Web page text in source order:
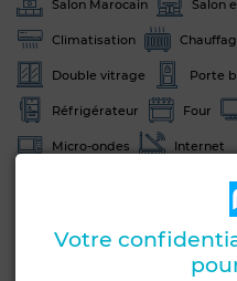
Salon Marocain Salon
Climatisation
Double vitrage Porte
Réfrigérateur Four
Micro-ondes Internet
Animaux domestiques
Voir plus de photos
Votre